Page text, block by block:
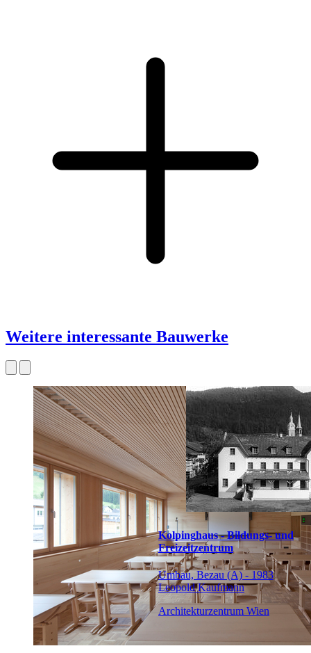
Weitere interessante Bauwerke
Kolpinghaus - Bildungs- und
Freizeitzentrum
Umbau, Bezau (A) - 1983
Leopold Kaufmann
Architekturzentrum Wien